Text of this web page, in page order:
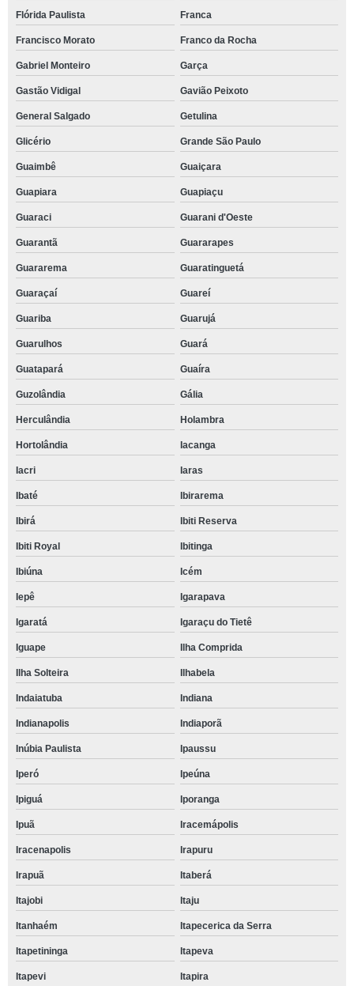
Flórida Paulista Franca
Francisco Morato Franco da Rocha
Gabriel Monteiro Garça
Gastão Vidigal Gavião Peixoto
General Salgado Getulina
Glicério Grande São Paulo
Guaimbê Guaiçara
Guapiara Guapiaçu
Guaraci Guarani d'Oeste
Guarantã Guararapes
Guararema Guaratinguetá
Guaraçaí Guareí
Guariba Guarujá
Guarulhos Guará
Guatapará Guaíra
Guzolândia Gália
Herculândia Holambra
Hortolândia Iacanga
Iacri Iaras
Ibaté Ibirarema
Ibirá Ibiti Reserva
Ibiti Royal Ibitinga
Ibiúna Icém
Iepê Igarapava
Igaratá Igaraçu do Tietê
Iguape Ilha Comprida
Ilha Solteira Ilhabela
Indaiatuba Indiana
Indianapolis Indiaporã
Inúbia Paulista Ipaussu
Iperó Ipeúna
Ipiguá Iporanga
Ipuã Iracemápolis
Iracenapolis Irapuru
Irapuã Itaberá
Itajobi Itaju
Itanhaém Itapecerica da Serra
Itapetininga Itapeva
Itapevi Itapira